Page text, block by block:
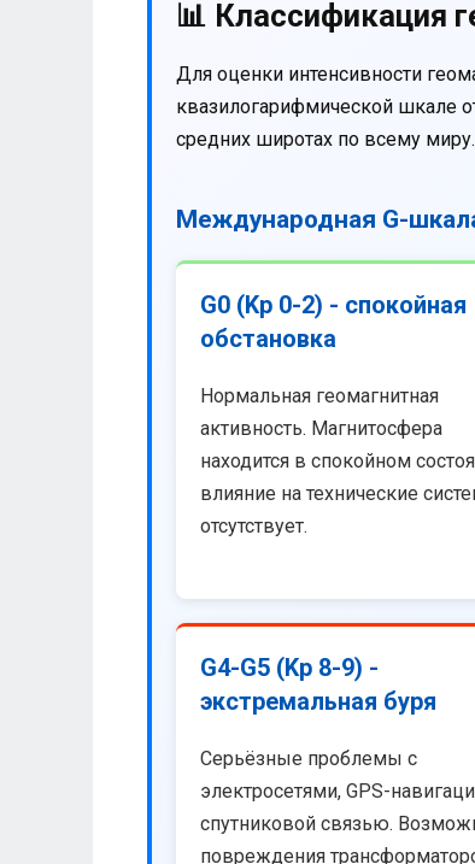
📊 Классификация
Для оценки интенсивности
квазилогарифмической шкале
средних широтах по всему миру.
Международная G-
G0 (Kp 0-2) - спокойная
обстановка
Нормальная геомагнитная
активность. Магнитосфера
находится в спокойном
влияние на технические
отсутствует.
G4-G5 (Kp 8-9) -
экстремальная буря
Серьёзные проблемы с
электросетями, GPS-
спутниковой связью.
повреждения